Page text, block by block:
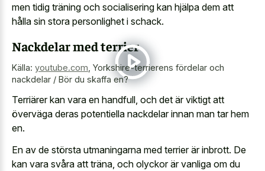
men tidig träning och socialisering kan hjälpa dem att
hålla sin stora personlighet i schack.
Nackdelar med terrier
Källa: youtube.com Yorkshire-terrierens fördelar och
nackdelar / Bör du skaffa en?
Terriärer kan vara en handfull, och det är viktigt att
överväga deras potentiella nackdelar innan man tar hem
en.
En av de största utmaningarna med terrier är inbrott. De
kan vara svåra att träna, och olyckor är vanliga om du